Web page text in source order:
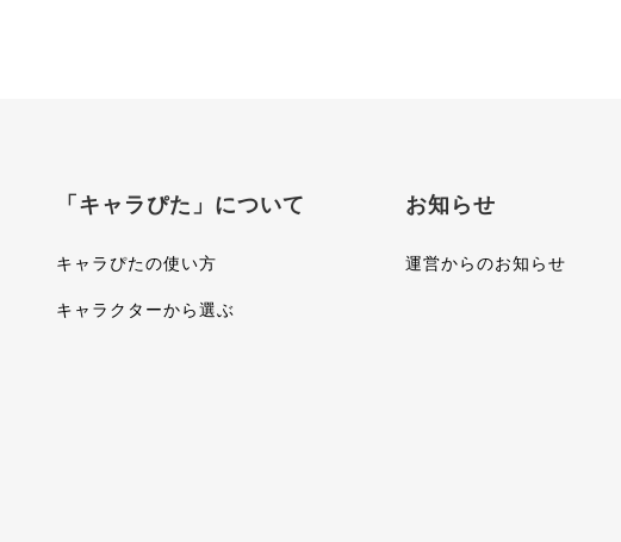
「キャラぴた」について
キャラぴたの使い方
キャラクターから選ぶ
お知らせ
運営からのお知らせ